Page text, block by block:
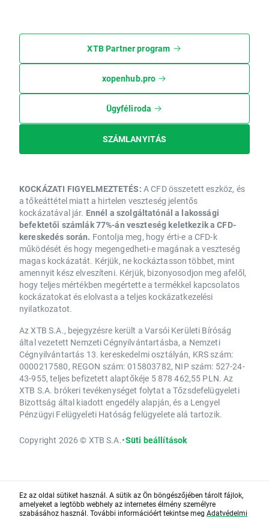
XTB Partner program
xopenhub.pro
Ügyféliroda
SZÁMLANYITÁS
KOCKÁZATI FIGYELMEZTETÉS: A CFD összetett eszköz, és
a tőkeáttétel miatt a hirtelen veszteség jelentős
kockázatával jár. Ennél a szolgáltatónál a lakossági
befektetői számlák 77%-án veszteség keletkezik a CFD-
kereskedés során. Fontolja meg, hogy érti-e a CFD-k
működését és hogy megengedheti-e magának a veszteség
magas kockázatát. Kérjük, ne kockáztasson többet, mint
amennyit kész elveszíteni. Kérjük, bizonyosodjon meg afelől,
hogy teljes mértékben megértette a termékkel kapcsolatos
kockázatokat és elolvasta a teljes kockázatkezelési
nyilatkozatot.
Az XTB S.A., bejegyzésre került a Varsói Kerületi Bíróság
által vezetett Nemzeti Cégnyilvántartásba, a Nemzeti
Cégnyilvántartás 13. kereskedelmi osztályán, KRS szám:
0000217580, REGON szám: 015803782, NIP szám: 527-24-
43-955, teljes befizetett alaptőkéje 5 878 462,55 PLN. Az
XTB S.A. brókeri tevékenységet folytat a Tőzsdefelügyeleti
Bizottság által kiadott engedély alapján, és a Lengyel
Pénzügyi Felügyeleti Hatóság felügyelete alá tartozik.
Copyright 2026 © XTB S.A.•Süti beállítások
Ez az oldal sütiket használ. A sütik az Ön böngészőjében tárolt fájlok,
amelyeket a legtöbb webhely az internetes élmény személyre
szabásához használ. További információért tekintse meg Adatvédelmi